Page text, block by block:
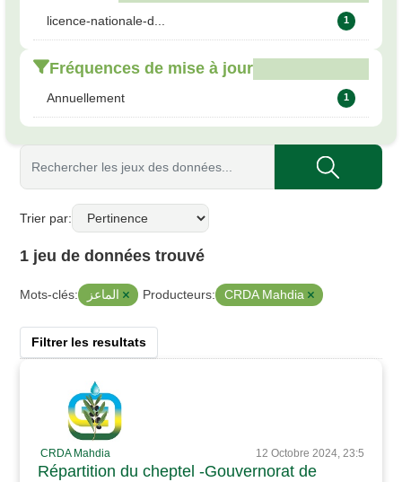
licence-nationale-d... 1
Fréquences de mise à jour
Annuellement 1
Trier par
1 jeu de données trouvé
Mots-clés: الماعز Producteurs: CRDA Mahdia
Filtrer les resultats
CRDA Mahdia 12 Octobre 2024, 23:5
Répartition du cheptel -Gouvernorat de